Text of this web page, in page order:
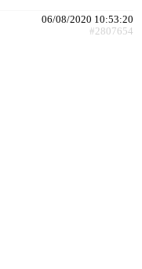
06/08/2020 10:53:20
#2807654